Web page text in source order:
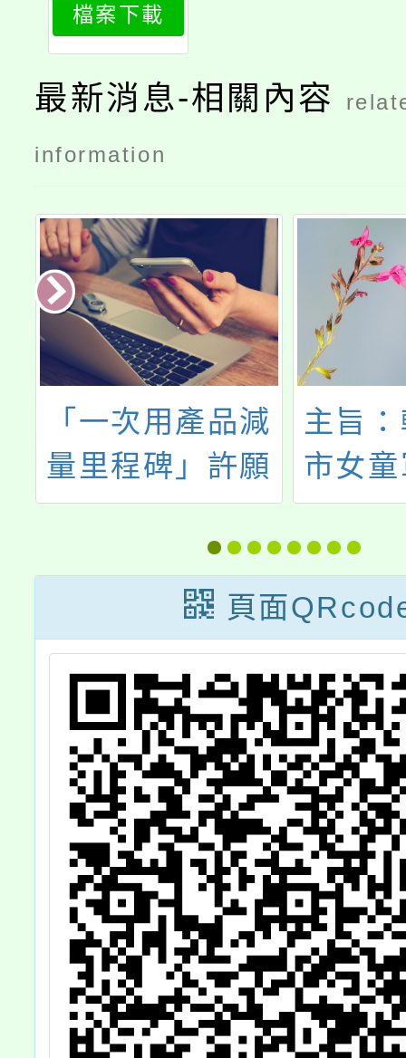
檔案下載
最新消息-相關內容
information
「一次用產品減
量里程碑」許願
池活動
主旨
市女
115年
軍選
法一
資格
參加
頁面